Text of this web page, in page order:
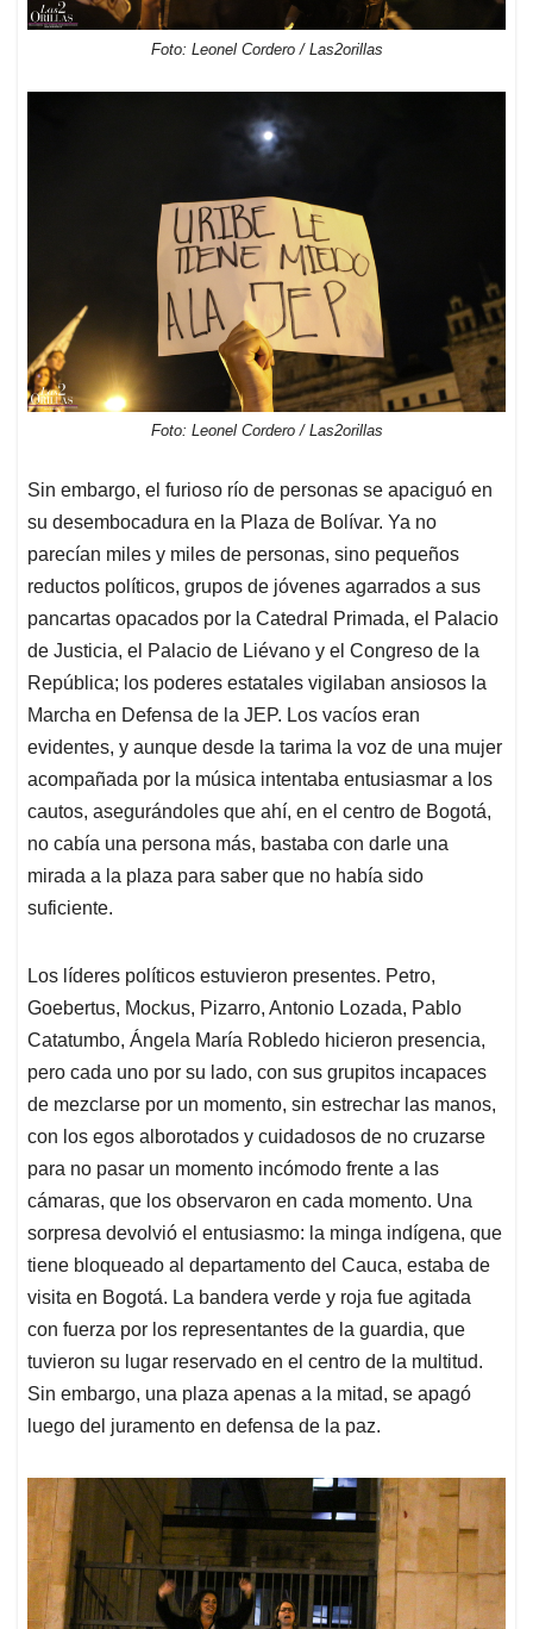
Foto: Leonel Cordero / Las2orillas
Foto: Leonel Cordero / Las2orillas
Sin embargo, el furioso río de personas se apaciguó en
su desembocadura en la Plaza de Bolívar. Ya no
parecían miles y miles de personas, sino pequeños
reductos políticos, grupos de jóvenes agarrados a sus
pancartas opacados por la Catedral Primada, el Palacio
de Justicia, el Palacio de Liévano y el Congreso de la
República; los poderes estatales vigilaban ansiosos la
Marcha en Defensa de la JEP. Los vacíos eran
evidentes, y aunque desde la tarima la voz de una mujer
acompañada por la música intentaba entusiasmar a los
cautos, asegurándoles que ahí, en el centro de Bogotá,
no cabía una persona más, bastaba con darle una
mirada a la plaza para saber que no había sido
suficiente.
Los líderes políticos estuvieron presentes. Petro,
Goebertus, Mockus, Pizarro, Antonio Lozada, Pablo
Catatumbo, Ángela María Robledo hicieron presencia,
pero cada uno por su lado, con sus grupitos incapaces
de mezclarse por un momento, sin estrechar las manos,
con los egos alborotados y cuidadosos de no cruzarse
para no pasar un momento incómodo frente a las
cámaras, que los observaron en cada momento. Una
sorpresa devolvió el entusiasmo: la minga indígena, que
tiene bloqueado al departamento del Cauca, estaba de
visita en Bogotá. La bandera verde y roja fue agitada
con fuerza por los representantes de la guardia, que
tuvieron su lugar reservado en el centro de la multitud.
Sin embargo, una plaza apenas a la mitad, se apagó
luego del juramento en defensa de la paz.